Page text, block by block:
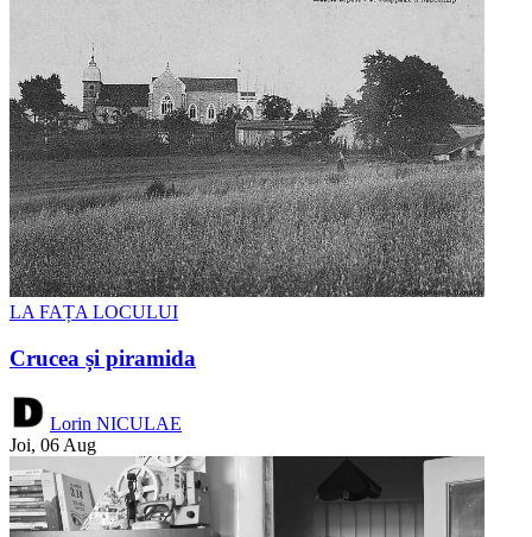
LA FAȚA LOCULUI
Crucea și piramida
Lorin NICULAE
Joi, 06 Aug